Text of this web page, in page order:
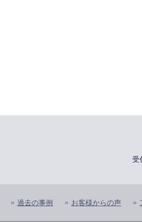
受
過去の事例 お客様からの声